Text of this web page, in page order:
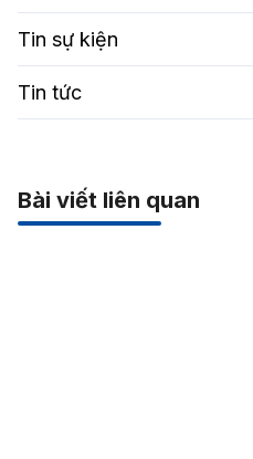
Tin sự kiện
Tin tức
Bài viết liên quan